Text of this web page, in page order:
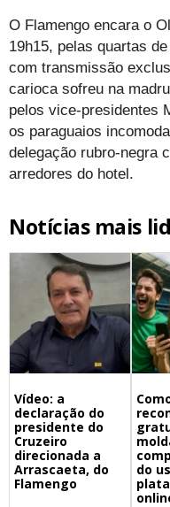
O Flamengo encara o
19h15, pelas quartas
com transmissão
carioca sofreu na
pelos vice-presidentes
os paraguaios
delegação rubro-negra
arredores do hotel.
Notícias mais
Vídeo: a
declaração do
presidente do
Cruzeiro
direcionada a
Arrascaeta, do
Flamengo
do